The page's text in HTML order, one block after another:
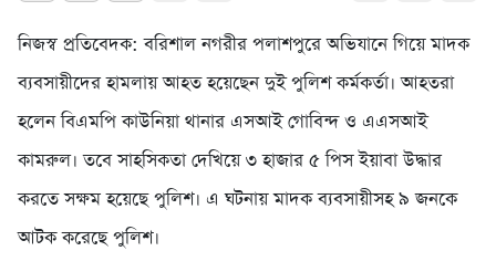
নিজস্ব প্রতিবেদক: বরিশাল নগরীর পলাশপুরে অভিযানে গিয়ে মাদক
ব্যবসায়ীদের হামলায় আহত হয়েছেন দুই পুলিশ কর্মকর্তা। আহতরা
হলেন বিএমপি কাউনিয়া থানার এসআই গোবিন্দ ও এএসআই
কামরুল। তবে সাহসিকতা দেখিয়ে ৩ হাজার ৫ পিস ইয়াবা উদ্ধার
করতে সক্ষম হয়েছে পুলিশ। এ ঘটনায় মাদক ব্যবসায়ীসহ ৯ জনকে
আটক করেছে পুলিশ।